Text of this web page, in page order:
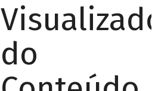
Visualizador
do